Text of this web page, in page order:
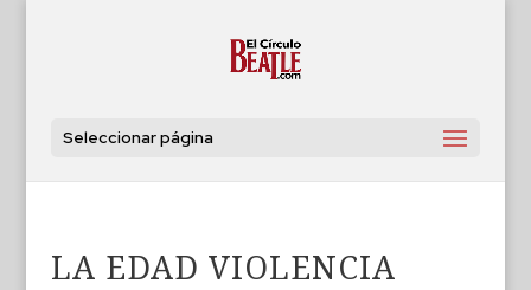
Seleccionar página
LA EDAD VIOLENCIA